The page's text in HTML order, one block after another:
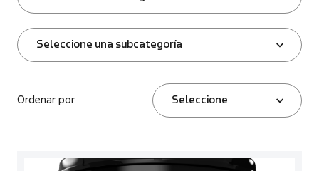
Seleccione una subcategoría
Ordenar por Seleccione